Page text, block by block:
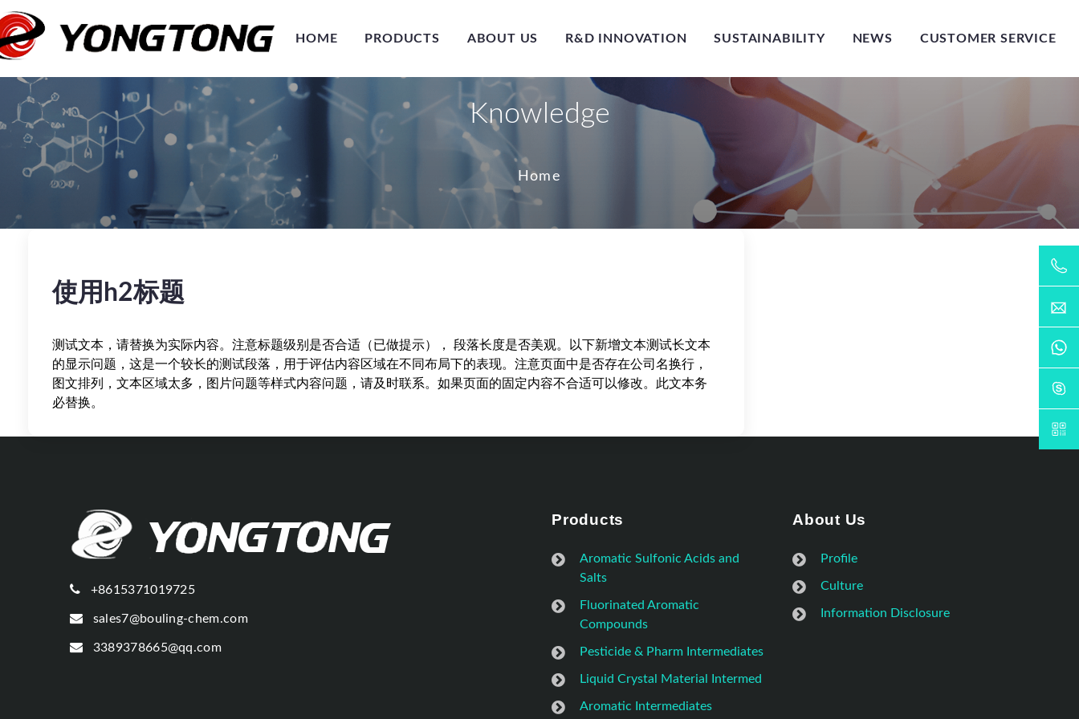
HOME PRODUCTS ABOUT US R&D INNOVATION SUSTAINABILITY NEWS CUSTOMER SERVICE
Knowledge
Home
使用h2标题
测试文本，请替换为实际内容。注意标题级别是否合适（已做提示）， 段落长度是否美观。以下新增文本测试长文本
的显示问题，这是一个较长的测试段落，用于评估内容区域在不同布局下的表现。注意页面中是否存在公司名换行，
图文排列，文本区域太多，图片问题等样式内容问题，请及时联系。如果页面的固定内容不合适可以修改。此文本务
必替换。
+8615371019725
sales7@bouling-chem.com
3389378665@qq.com
Products
Aromatic Sulfonic Acids and
Salts
Fluorinated Aromatic
Compounds
Pesticide & Pharm Intermediates
Liquid Crystal Material Intermed
Aromatic Intermediates
About Us
Profile
Culture
Information Disclosure